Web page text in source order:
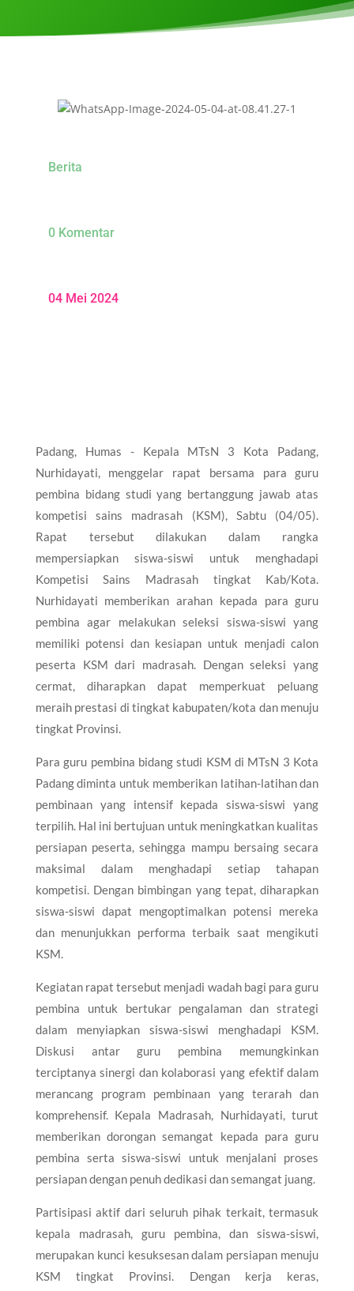
Berita
0 Komentar
04 Mei 2024
Padang, Humas - Kepala MTsN 3 Kota Padang,
Nurhidayati, menggelar rapat bersama para guru
pembina bidang studi yang bertanggung jawab atas
kompetisi sains madrasah (KSM), Sabtu (04/05).
Rapat tersebut dilakukan dalam rangka
mempersiapkan siswa-siswi untuk menghadapi
Kompetisi Sains Madrasah tingkat Kab/Kota.
Nurhidayati memberikan arahan kepada para guru
pembina agar melakukan seleksi siswa-siswi yang
memiliki potensi dan kesiapan untuk menjadi calon
peserta KSM dari madrasah. Dengan seleksi yang
cermat, diharapkan dapat memperkuat peluang
meraih prestasi di tingkat kabupaten/kota dan menuju
tingkat Provinsi.
Para guru pembina bidang studi KSM di MTsN 3 Kota
Padang diminta untuk memberikan latihan-latihan dan
pembinaan yang intensif kepada siswa-siswi yang
terpilih. Hal ini bertujuan untuk meningkatkan kualitas
persiapan peserta, sehingga mampu bersaing secara
maksimal dalam menghadapi setiap tahapan
kompetisi. Dengan bimbingan yang tepat, diharapkan
siswa-siswi dapat mengoptimalkan potensi mereka
dan menunjukkan performa terbaik saat mengikuti
KSM.
Kegiatan rapat tersebut menjadi wadah bagi para guru
pembina untuk bertukar pengalaman dan strategi
dalam menyiapkan siswa-siswi menghadapi KSM.
Diskusi antar guru pembina memungkinkan
terciptanya sinergi dan kolaborasi yang efektif dalam
merancang program pembinaan yang terarah dan
komprehensif. Kepala Madrasah, Nurhidayati, turut
memberikan dorongan semangat kepada para guru
pembina serta siswa-siswi untuk menjalani proses
persiapan dengan penuh dedikasi dan semangat juang.
Partisipasi aktif dari seluruh pihak terkait, termasuk
kepala madrasah, guru pembina, dan siswa-siswi,
merupakan kunci kesuksesan dalam persiapan menuju
KSM tingkat Provinsi. Dengan kerja keras,